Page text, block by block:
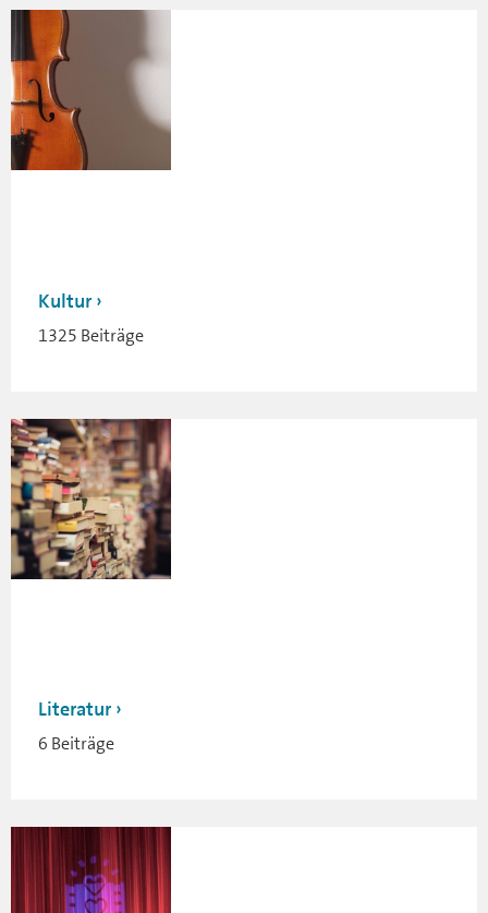
Kultur
1325 Beiträge
Literatur
6 Beiträge